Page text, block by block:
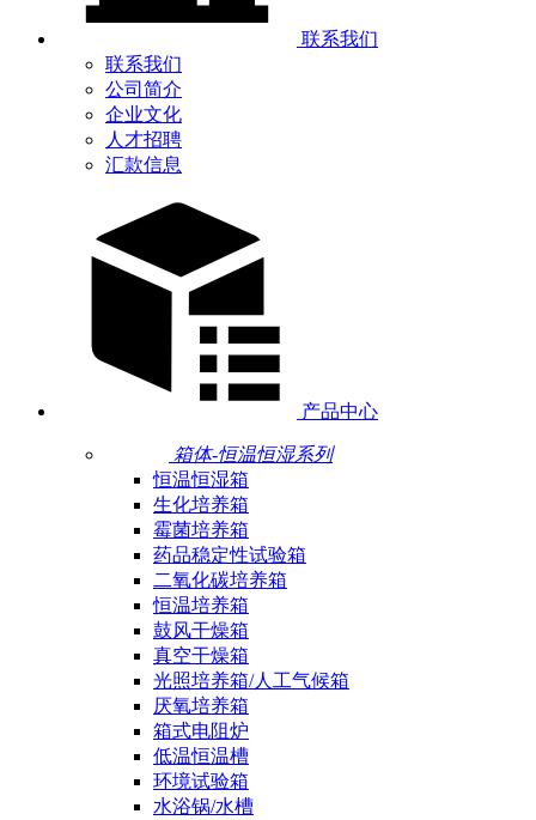
联系我们
联系我们
公司简介
企业文化
人才招聘
汇款信息
产品中心
箱体-恒温恒湿系列
恒温恒湿箱
生化培养箱
霉菌培养箱
药品稳定性试验箱
二氧化碳培养箱
恒温培养箱
鼓风干燥箱
真空干燥箱
光照培养箱/人工气候箱
厌氧培养箱
箱式电阻炉
低温恒温槽
环境试验箱
水浴锅/水槽